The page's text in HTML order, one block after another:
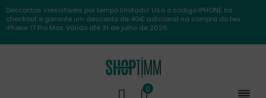
Descontos irresistíveis por tempo limitado! Usa o código IPHONE no
checkout e garante um desconto de 40€ adicional na compra do teu
iPhone 17 Pro Max. Válido até 31 de julho de 2026.

0